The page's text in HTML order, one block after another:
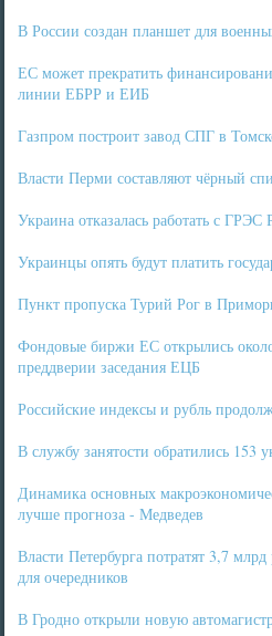
В России создан планшет для
ЕС может прекратить
линии ЕБРР и ЕИБ
Газпром построит завод СПГ в
Власти Перми составляют чёрный
Украина отказалась работать с ГРЭС
Украинцы опять будут платить
Пункт пропуска Турий Рог в
Фондовые биржи ЕС открылись
преддверии заседания ЕЦБ
Российские индексы и рубль
В службу занятости обратились 153
Динамика основных
лучше прогноза - Медведев
Власти Петербурга потратят 3,7
для очередников
В Гродно открыли новую